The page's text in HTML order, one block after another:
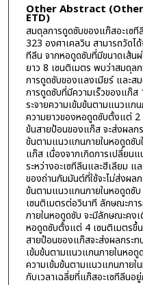
Other Abstract
ETD)
สมดุลการดูดซับของแก๊สอะเซ
323 องศาเคลวิน สามารถวัดไ
ทีลีน จากหอดูดซับที่มีขนาดเส้น
ยาว 8 เซนติเมตร พบว่าสมดุล
การดูดซับของแลงเมียร์ และส
การดูดซับที่มีความเร็วของแก๊
ระจายความเข้มข้นตามแนวแก
ความยาวของหอดูดซับตั้งแต่ 2
ข้นสายป้อนของแก๊ส จะส่งผลก
ข้นตามแนวแกนภายในหอดูดซั
แก๊ส เนื่องจากเกิดการเปลี่ย
ระหว่างอะเซทีลีนและฮีเลียม
ของถ่านกัมมันต์ที่ใช้จะไม่ส่งผล
ข้นตามแนวแกนภายในหอดูดซั
เซนติเมตรต่อวินาที ลักษณะกา
ภายในหอดูดซับ จะมีลักษณะคง
หอดูดซับตั้งแต่ 4 เซนติเมตรขึ้
สายป้อนของแก๊สจะส่งผลกระ
เข้มข้นตามแนวแกนภายในหอ
ความเข้มข้นตามแนวแกนภาย
กับเวลาเฉลี่ยที่แก๊สอะเซทีลีนอ